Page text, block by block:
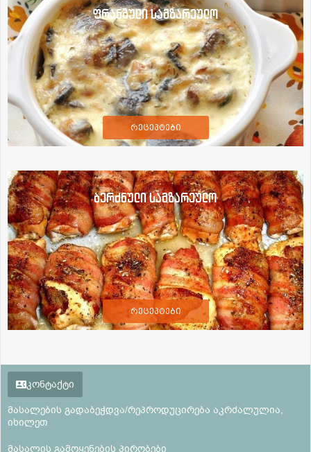
ფრანგული სამზარეულო
რეცეპტები
ბერძნული სამზარეულო
რეცეპტები
კონტაქტი
მასალების გადაბეჭდვა/რეპროდუცირება აკრძალულია,
იხილეთ
მასალის გამოყენების პირობები